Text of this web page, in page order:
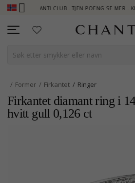
CHANTI CLUB - TJEN POENG SE MER - KLIKK HER
Former Firkantet Ringer
Firkantet diamant ring i
hvitt gull 0,126 ct